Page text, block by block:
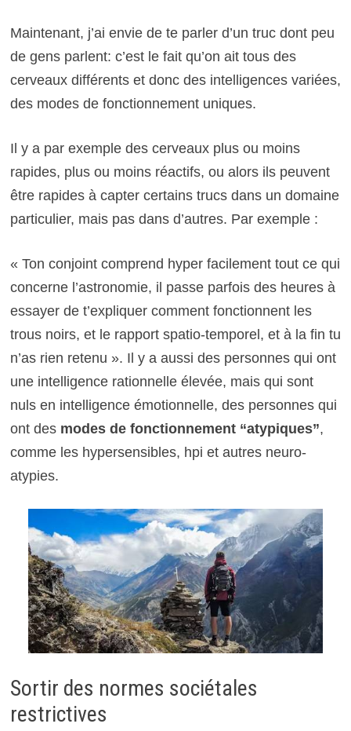
Maintenant, j’ai envie de te parler d’un truc dont peu
de gens parlent: c’est le fait qu’on ait tous des
cerveaux différents et donc des intelligences variées,
des modes de fonctionnement uniques.
Il y a par exemple des cerveaux plus ou moins
rapides, plus ou moins réactifs, ou alors ils peuvent
être rapides à capter certains trucs dans un domaine
particulier, mais pas dans d’autres. Par exemple :
« Ton conjoint comprend hyper facilement tout ce qui
concerne l’astronomie, il passe parfois des heures à
essayer de t’expliquer comment fonctionnent les
trous noirs, et le rapport spatio-temporel, et à la fin tu
n’as rien retenu ». Il y a aussi des personnes qui ont
une intelligence rationnelle élevée, mais qui sont
nuls en intelligence émotionnelle, des personnes qui
ont des modes de fonctionnement “atypiques”,
comme les hypersensibles, hpi et autres neuro-
atypies.
Sortir des normes sociétales
restrictives